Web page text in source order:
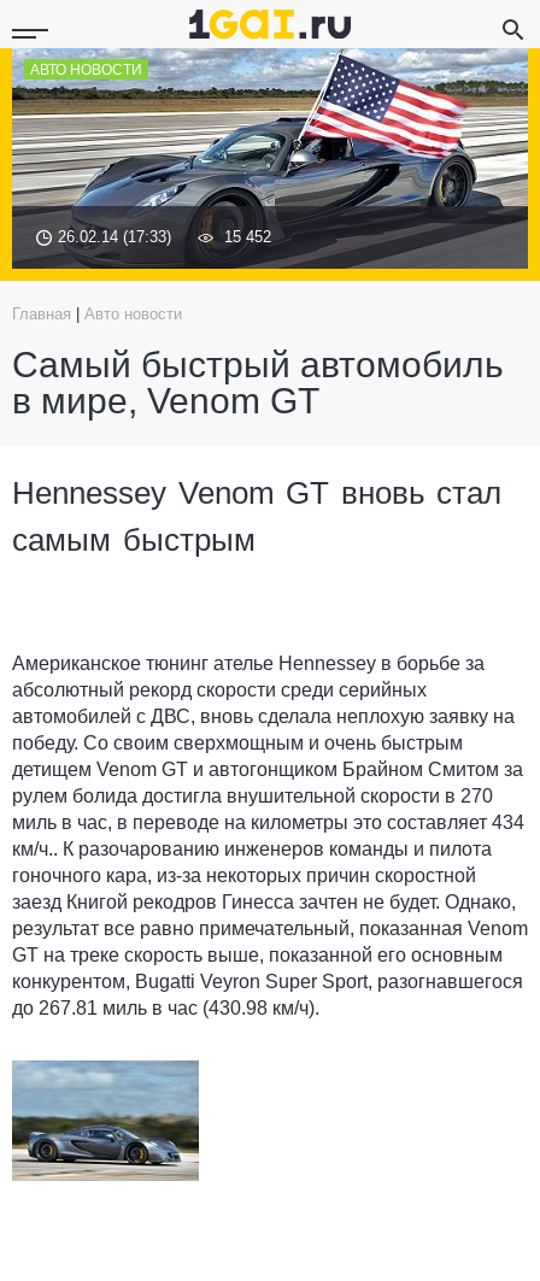
АВТО НОВОСТИ
26.02.14 (17:33) 15 452
Главная Авто новости
Самый быстрый автомобиль
в мире, Venom GT
Hennessey Venom GT вновь стал
самым быстрым
Американское тюнинг ателье Hennessey в борьбе за
абсолютный рекорд скорости среди серийных
автомобилей с ДВС, вновь сделала неплохую заявку на
победу. Со своим сверхмощным и очень быстрым
детищем Venom GT и автогонщиком Брайном Смитом за
рулем болида достигла внушительной скорости в 270
миль в час, в переводе на километры это составляет 434
км/ч.. К разочарованию инженеров команды и пилота
гоночного кара, из-за некоторых причин скоростной
заезд Книгой рекодров Гинесса зачтен не будет. Однако,
результат все равно примечательный, показанная Venom
GT на треке скорость выше, показанной его основным
конкурентом, Bugatti Veyron Super Sport, разогнавшегося
до 267.81 миль в час (430.98 км/ч).